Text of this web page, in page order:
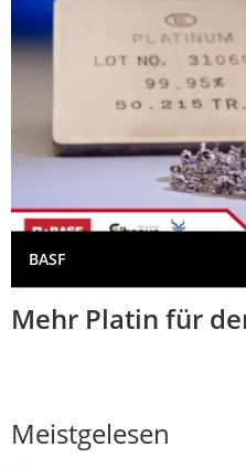
BASF
Mehr Platin für
Meistgelesen